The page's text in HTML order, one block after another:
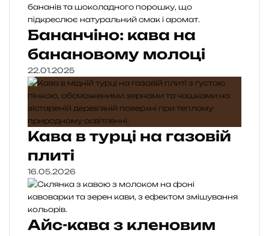
Бананчіно: кава на
банановому молоці
22.01.2025
Кава в турці на газовій
плиті
16.05.2026
Айс-кава з кленовим